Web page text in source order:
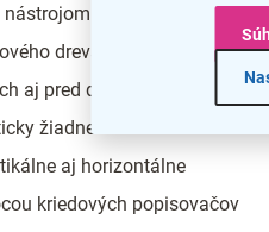
na prezentáciu
dreva
aj pred dažďom
žiadne miesto
aj horizontálne
kriedových popisovačov